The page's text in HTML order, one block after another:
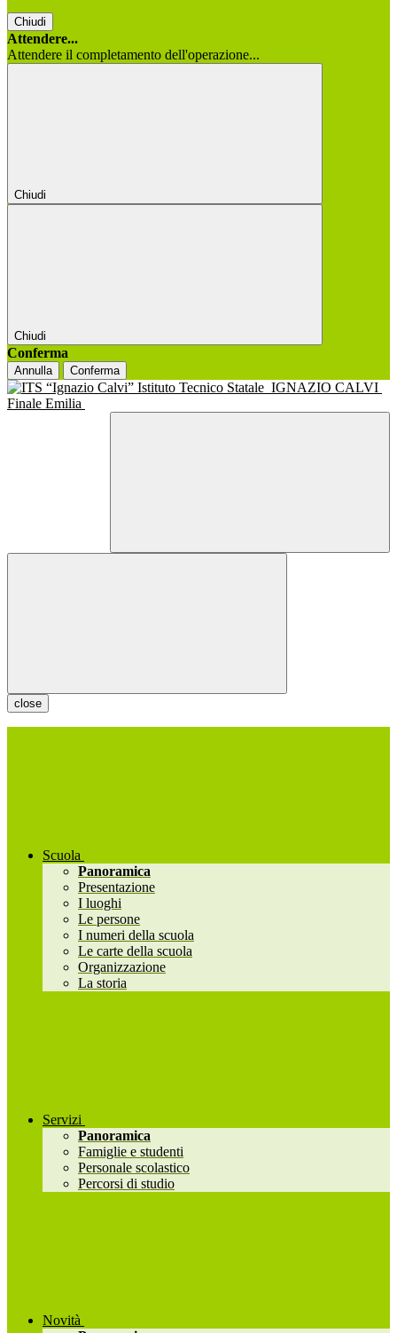
Chiudi
Attendere...
Attendere il completamento dell'operazione...
Chiudi
Chiudi
Conferma
Annulla Conferma
Istituto Tecnico Statale IGNAZIO CALVI
Finale Emilia
close
Scuola
Panoramica
Presentazione
I luoghi
Le persone
I numeri della scuola
Le carte della scuola
Organizzazione
La storia
Servizi
Panoramica
Famiglie e studenti
Personale scolastico
Percorsi di studio
Novità